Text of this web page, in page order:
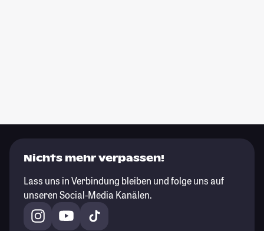
Nichts mehr verpassen!
Lass uns in Verbindung bleiben und folge uns auf
unseren Social-Media Kanälen.